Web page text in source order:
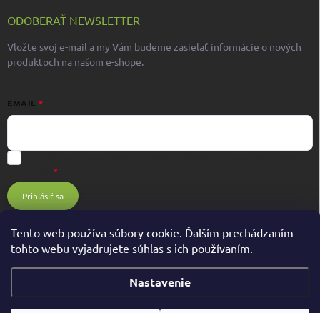
Tento web používa súbory cookie. Ďalším prechádzaním
tohto webu vyjadrujete súhlas s ich používaním.
Nastavenie
ODOBERAŤ NEWSLETTER
Vložte svoj e-mail a my Vám budeme zasielať informácie o nových
produktoch na našom e-shope.
EMAIL
Prihlásiť sa